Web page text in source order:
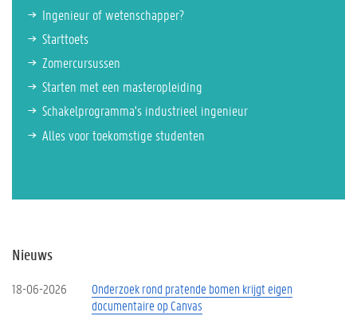
Ingenieur of wetenschapper?
Starttoets
Zomercursussen
Starten met een masteropleiding
Schakelprogramma's industrieel ingenieur
Alles voor toekomstige studenten
Nieuws
18-06-2026
Onderzoek rond pratende bomen krijgt eigen
documentaire op Canvas